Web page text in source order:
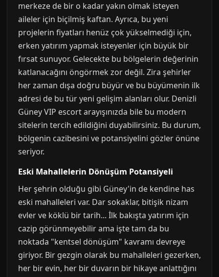
merkeze de bir o kadar yakın olmak isteyen
aileler için biçilmiş kaftan. Ayrıca, bu yeni
projelerin fiyatları henüz çok yükselmediği için,
erken yatırım yapmak isteyenler için büyük bir
fırsat sunuyor. Gelecekte bu bölgelerin değerinin
katlanacağını öngörmek zor değil. Zira şehirler
her zaman dışa doğru büyür ve bu büyümenin ilk
adresi de bu tür yeni gelişim alanları olur. Denizli
Güney VIP escort arayışınızda bile bu modern
sitelerin tercih edildiğini duyabilirsiniz. Bu durum,
bölgenin cazibesini ve potansiyelini gözler önüne
seriyor.
Eski Mahallelerin Dönüşüm Potansiyeli
Her şehrin olduğu gibi Güney'in de kendine has
eski mahalleleri var. Dar sokaklar, bitişik nizam
evler ve köklü bir tarih... İlk bakışta yatırım için
cazip görünmeyebilir ama işte tam da bu
noktada "kentsel dönüşüm" kavramı devreye
giriyor. Bir gezgin olarak bu mahalleleri gezerken,
her bir evin, her bir duvarın bir hikaye anlattığını